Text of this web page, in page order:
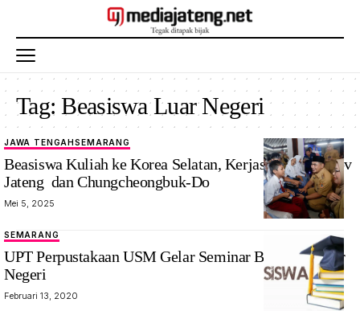
Tag:Beasiswa Luar Negeri
JAWA TENGAHSEMARANG
Beasiswa Kuliah ke Korea Selatan, Kerjasama Pemprov
Jateng dan Chungcheongbuk-Do
Mei 5, 2025
SEMARANG
UPT Perpustakaan USM Gelar Seminar Beasiswa Luar
Negeri
Februari 13, 2020